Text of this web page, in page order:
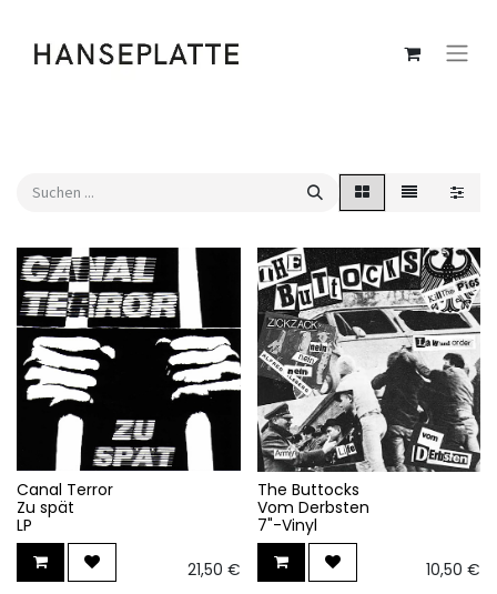
Canal Terror
Zu spät
LP
21,50 €
The Buttocks
Vom Derbsten
7"-Vinyl
10,50 €